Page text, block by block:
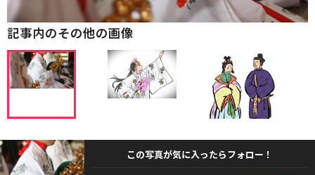
記事内のその他の画像
この写真が気に入ったらフォロー！